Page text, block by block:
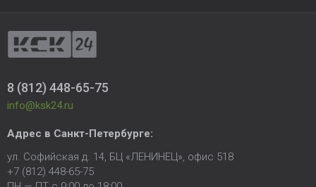
8 (812) 448-65-75
info@ksk24.ru
Адрес в Санкт-Петербурге:
ул. Софийская д. 14, БЦ «ЛЕНИНЕЦ», офис 518
+7 (812) 448-65-75